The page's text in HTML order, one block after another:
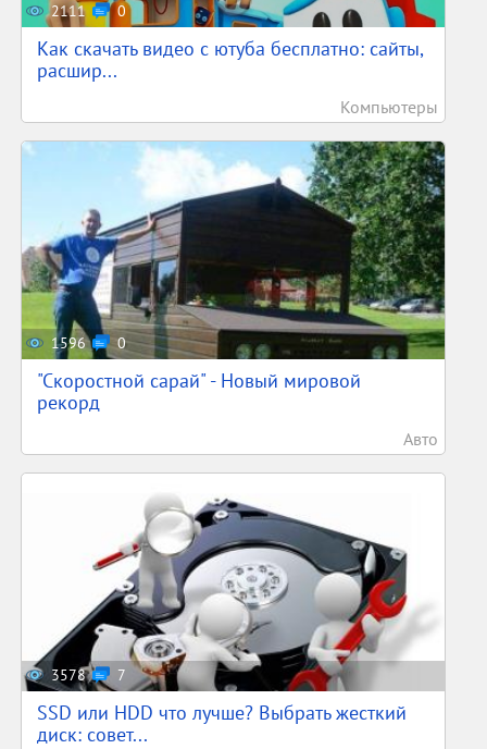
2111 0
Как скачать видео с ютуба бесплатно: сайты,
расшир...
Компьютеры
1596 0
"Скоростной сарай" - Новый мировой
рекорд
Авто
3578 7
SSD или HDD что лучше? Выбрать жесткий
диск: совет...